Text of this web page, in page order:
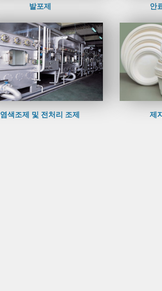
발포제 안
염색조제 및 전처리 조제 제